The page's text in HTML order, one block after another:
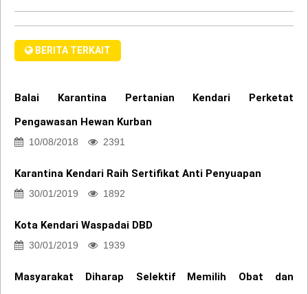
BERITA TERKAIT
Balai Karantina Pertanian Kendari Perketat
Pengawasan Hewan Kurban
10/08/2018 2391
Karantina Kendari Raih Sertifikat Anti Penyuapan
30/01/2019 1892
Kota Kendari Waspadai DBD
30/01/2019 1939
Masyarakat Diharap Selektif Memilih Obat dan